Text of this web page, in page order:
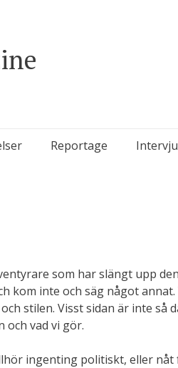
Reportage
som har slängt upp
kom inte och säg något
stilen. Visst sidan är inte så
och vad vi gör.
ingenting politiskt, eller